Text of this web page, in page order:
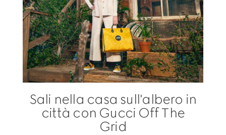
Sali nella casa sull'albero in
città con Gucci Off The
Grid